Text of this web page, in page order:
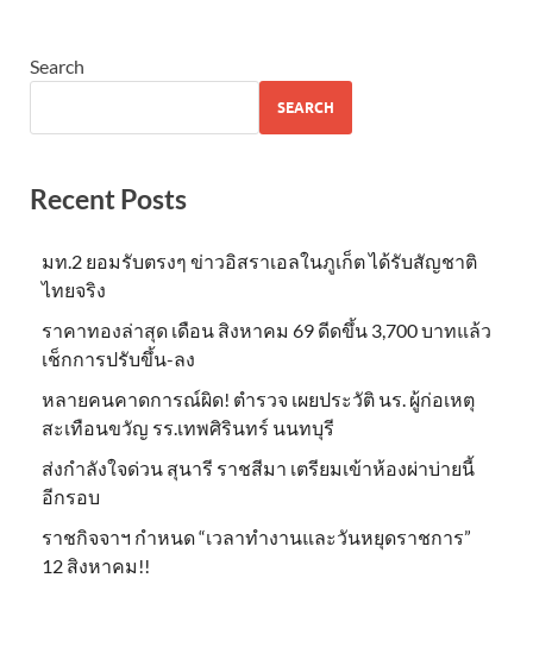
Search
SEARCH
Recent Posts
มท.2 ยอมรับตรงๆ ข่าวอิสราเอลในภูเก็ต ได้รับสัญชาติ
ไทยจริง
ราคาทองล่าสุด เดือน สิงหาคม 69 ดีดขึ้น 3,700 บาทแล้ว
เช็กการปรับขึ้น-ลง
หลายคนคาดการณ์ผิด! ตำรวจ เผยประวัติ นร. ผู้ก่อเหตุ
สะเทือนขวัญ รร.เทพศิรินทร์ นนทบุรี
ส่งกำลังใจด่วน สุนารี ราชสีมา เตรียมเข้าห้องผ่าบ่ายนี้
อีกรอบ
ราชกิจจาฯ กำหนด “เวลาทำงานและวันหยุดราชการ”
12 สิงหาคม!!